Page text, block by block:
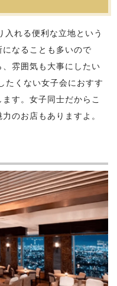
入れる便利な立地という
なることも多いので
雰囲気も大事にしたい
たくない女子会におすす
す。女子同士だからこ
のお店もありますよ。